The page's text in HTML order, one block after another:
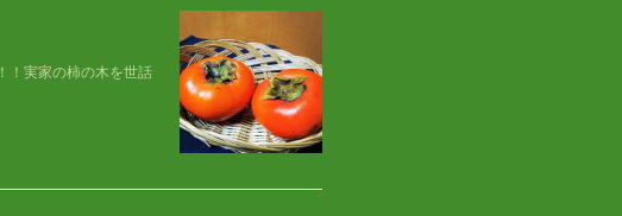
！実家の柿の木を世話